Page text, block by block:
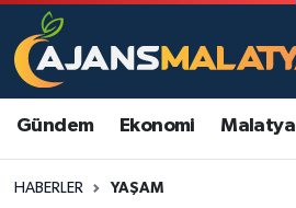
Gündem Ekonomi Malatya
HABERLER YAŞAM
Asayiş
Eğitim
Malatya Nöbetçi Eczaneler
Malatya Namaz Vakitleri